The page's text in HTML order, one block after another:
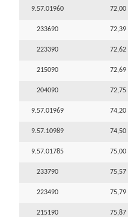
9.57.01960 72,00
233690 72,39
223390 72,62
215090 72,69
204090 72,75
9.57.01969 74,20
9.57.10989 74,50
9.57.01785 75,00
233790 75,57
223490 75,79
215190 75,87